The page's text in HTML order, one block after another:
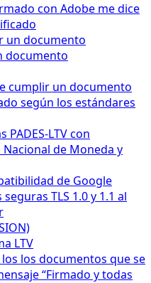
con Adobe me dice
un documento
documento
cumplir un documento
según los estándares
LTV con
de Moneda y
de Google
TLS 1.0 y 1.1 al
LTV
los documentos que se
“Firmado y todas